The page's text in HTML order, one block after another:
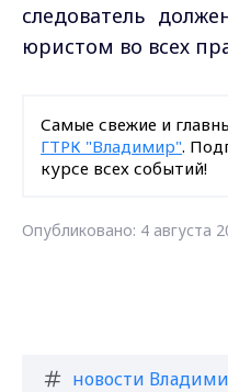
следователь
юристом во всех
Самые свежие и
ГТРК "Владимир".
курсе всех событий!
Опубликовано: 4 августа
новости